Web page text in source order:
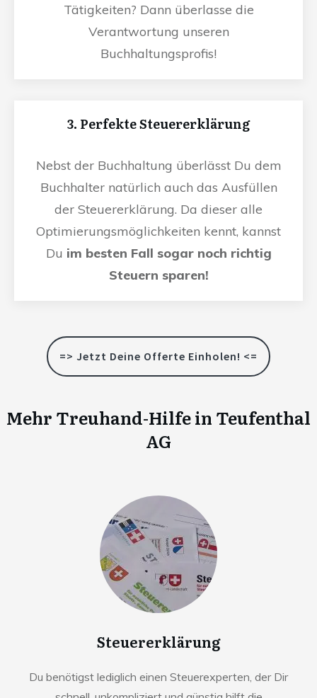
Tätigkeiten? Dann überlasse die
Verantwortung unseren
Buchhaltungsprofis!
3. Perfekte Steuererklärung
Nebst der Buchhaltung überlässt Du dem
Buchhalter natürlich auch das Ausfüllen
der Steuererklärung. Da dieser alle
Optimierungsmöglichkeiten kennt, kannst
Du im besten Fall sogar noch richtig
Steuern sparen!
=> Jetzt Deine Offerte Einholen! <=
Mehr Treuhand-Hilfe in Teufenthal
AG
Steuererklärung
Du benötigst lediglich einen Steuerexperten, der Dir